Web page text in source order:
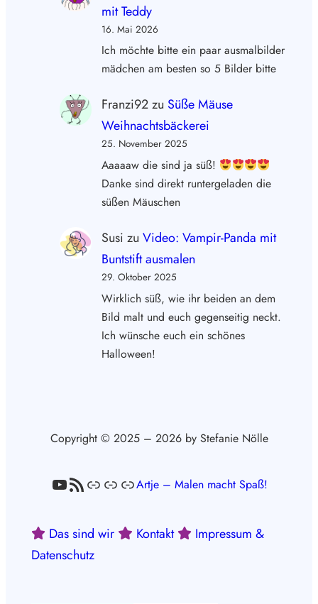
mit Teddy
16. Mai 2026
Ich möchte bitte ein paar ausmalbilder
mädchen am besten so 5 Bilder bitte
Franzi92zu Süße Mäuse
Weihnachtsbäckerei
25. November 2025
Aaaaaw die sind ja süß!
Danke sind direkt runtergeladen die
süßen Mäuschen
Susi zu Video: Vampir-Panda mit
Buntstift ausmalen
29. Oktober 2025
Wirklich süß, wie ihr beiden an dem
Bild malt und euch gegenseitig neckt.
Ich wünsche euch ein schönes
Halloween!
Copyright © 2025 – 2026 by Stefanie Nölle
YouTube
RSS-FeedLinkLinkLinkArtje – Malen macht Spaß!
Das sind wir Kontakt
Impressum &
Datenschutz